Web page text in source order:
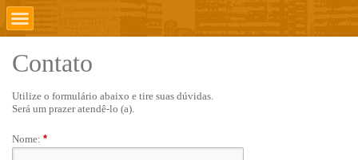
Contato
Utilize o formulário abaixo e tire suas dúvidas.
Será um prazer atendê-lo (a).
Nome: *